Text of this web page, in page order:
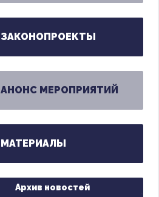
ЗАКОНОПРОЕКТЫ
АНОНС МЕРОПРИЯТИЙ
МАТЕРИАЛЫ
Архив новостей